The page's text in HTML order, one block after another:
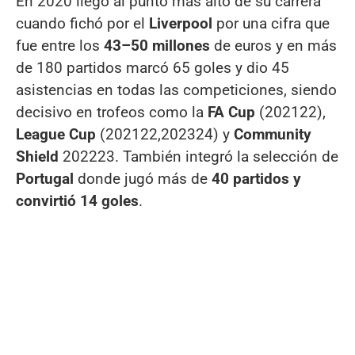
cuando fichó por el Liverpool por una cifra que
fue entre los 43–50 millones de euros y en más
de 180 partidos marcó 65 goles y dio 45
asistencias en todas las competiciones, siendo
decisivo en trofeos como la FA Cup (202122),
League Cup (202122,202324) y Community
Shield 202223. También integró la selección de
Portugal donde jugó más de 40 partidos y
convirtió 14 goles.